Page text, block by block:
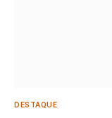
DESTAQUE